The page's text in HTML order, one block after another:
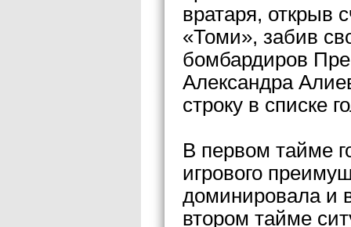
вратаря, открыв
«Томи», забив
бомбардиров
Александра
строку в списке
В первом тайме
игрового
доминировала и
втором тайме